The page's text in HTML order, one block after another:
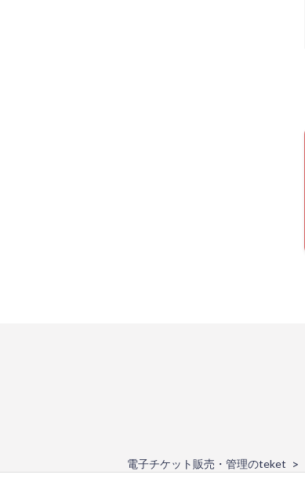
電子チケット販売・管理のteket